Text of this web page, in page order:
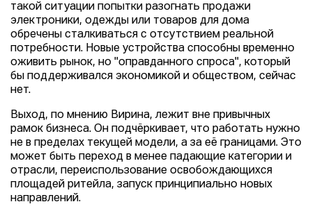
такой ситуации попытки разогнать продажи
электроники, одежды или товаров для дома
обречены сталкиваться с отсутствием реальной
потребности. Новые устройства способны временно
оживить рынок, но "оправданного спроса", который
бы поддерживался экономикой и обществом, сейчас
нет.
Выход, по мнению Вирина, лежит вне привычных
рамок бизнеса. Он подчёркивает, что работать нужно
не в пределах текущей модели, а за её границами. Это
может быть переход в менее падающие категории и
отрасли, переиспользование освобождающихся
площадей ритейла, запуск принципиально новых
направлений.